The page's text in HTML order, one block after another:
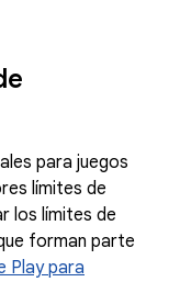
para juegos
límites de
los límites de
forman parte
Play para